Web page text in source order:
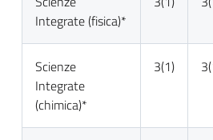
Integrate (fisica)*
Scienze
Integrate
(chimica)*
3(1)